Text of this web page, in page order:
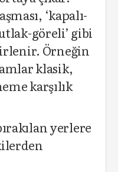
‘kapalı-
göreli’ gibi
Örneğin
klasik,
karşılık
yerlere